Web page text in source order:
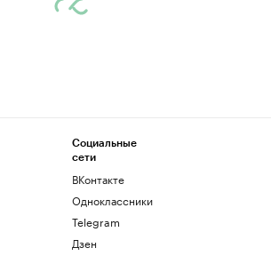
Социальные
сети
ВКонтакте
Одноклассники
Telegram
Дзен